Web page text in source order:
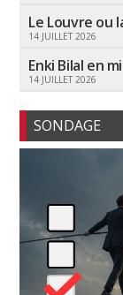
Le Louvre ou
14 JUILLET 2026
Enki Bilal en
14 JUILLET 2026
SONDAGE